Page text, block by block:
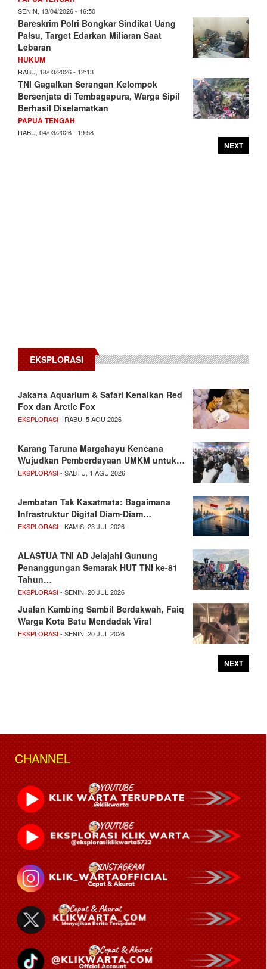
SENIN, 13/04/2026 - 16:50
Bareskrim Polri Bongkar Sindikat Uang
Palsu, Target Edarkan Miliaran Saat
Lebaran
HUKUM
RABU, 18/03/2026 - 12:13
TNI Gagalkan Serangan Kelompok
Bersenjata di Tembagapura, Warga Sipil
Berhasil Diselamatkan
PAPUA TENGAH
RABU, 04/03/2026 - 19:58
NEXT
EKSPLORASI
Jakarta Aquarium & Safari Kenalkan Red
Fox dan Arctic Fox
EKSPLORASI- RABU, 5 AGU 2026
Karang Taruna Margahayu Kencana
Wujudkan Pemberdayaan UMKM untuk…
EKSPLORASI- SABTU, 1 AGU 2026
Jembatan Tak Kasatmata: Bagaimana
Infrastruktur Digital Diam-Diam…
EKSPLORASI- KAMIS, 23 JUL 2026
ALASTUA TNI AD Jelajahi Gunung
Penanggungan Semarak HUT TNI ke-81
Tahun…
EKSPLORASI- SENIN, 20 JUL 2026
Jualan Kambing Sambil Berdakwah, Faiq
Warga Kota Batu Mendadak Viral
EKSPLORASI- SENIN, 20 JUL 2026
NEXT
CHANNEL